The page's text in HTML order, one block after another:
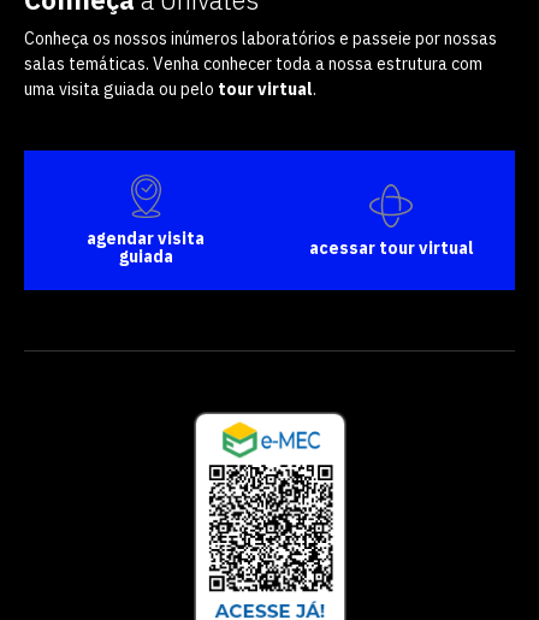
Conheça os nossos inúmeros laboratórios e passeie por nossas
salas temáticas. Venha conhecer toda a nossa estrutura com
uma visita guiada ou pelo tour virtual.
agendar visita
guiada
acessar tour virtual